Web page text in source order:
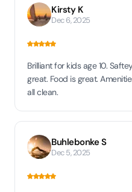
Kirsty K
Dec 6, 2025
Brilliant for kids age 10.
great. Food is great.
all clean.
Buhlebonke S
Dec 5, 2025